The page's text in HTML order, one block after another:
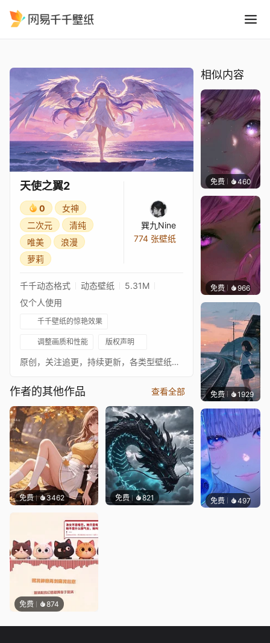
天使之翼2
0
女神
二次元
清纯
唯美
浪漫
萝莉
巽九Nine
774 张壁纸
千千动态格式 动态壁纸
5.31M
仅个人使用
千千壁纸的惊艳效果
调整画质和性能 版权声明
原创，关注追更，持续更新，各类型壁纸，各平台同名
作者的其他作品 查看全部
免费 3462 免费 821
免费 874
相似内容
免费 460辰东
免费 966辰东
免费 1929辰东
免费 497辰东